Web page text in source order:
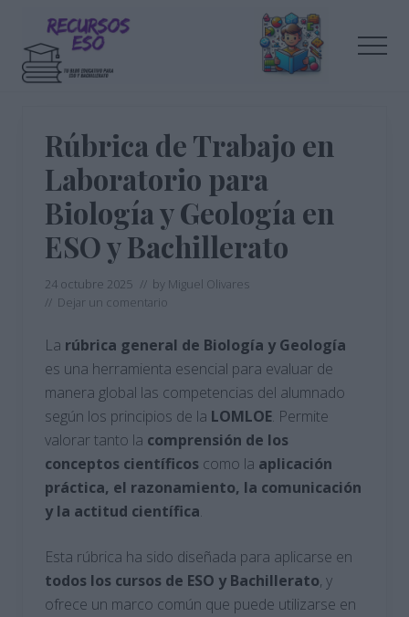
contenido
principal
barra
educación
Rúbrica de Trabajo en
Laboratorio para
Biología y Geología en
ESO y Bachillerato
24 octubre 2025 // by Miguel Olivares
// Dejar un comentario
La rúbrica general de Biología y Geología
es una herramienta esencial para evaluar de
manera global las competencias del alumnado
según los principios de la LOMLOE. Permite
valorar tanto la comprensión de los
conceptos científicos como la aplicación
práctica, el razonamiento, la comunicación
y la actitud científica.
Esta rúbrica ha sido diseñada para aplicarse en
todos los cursos de ESO y Bachillerato, y
ofrece un marco común que puede utilizarse en